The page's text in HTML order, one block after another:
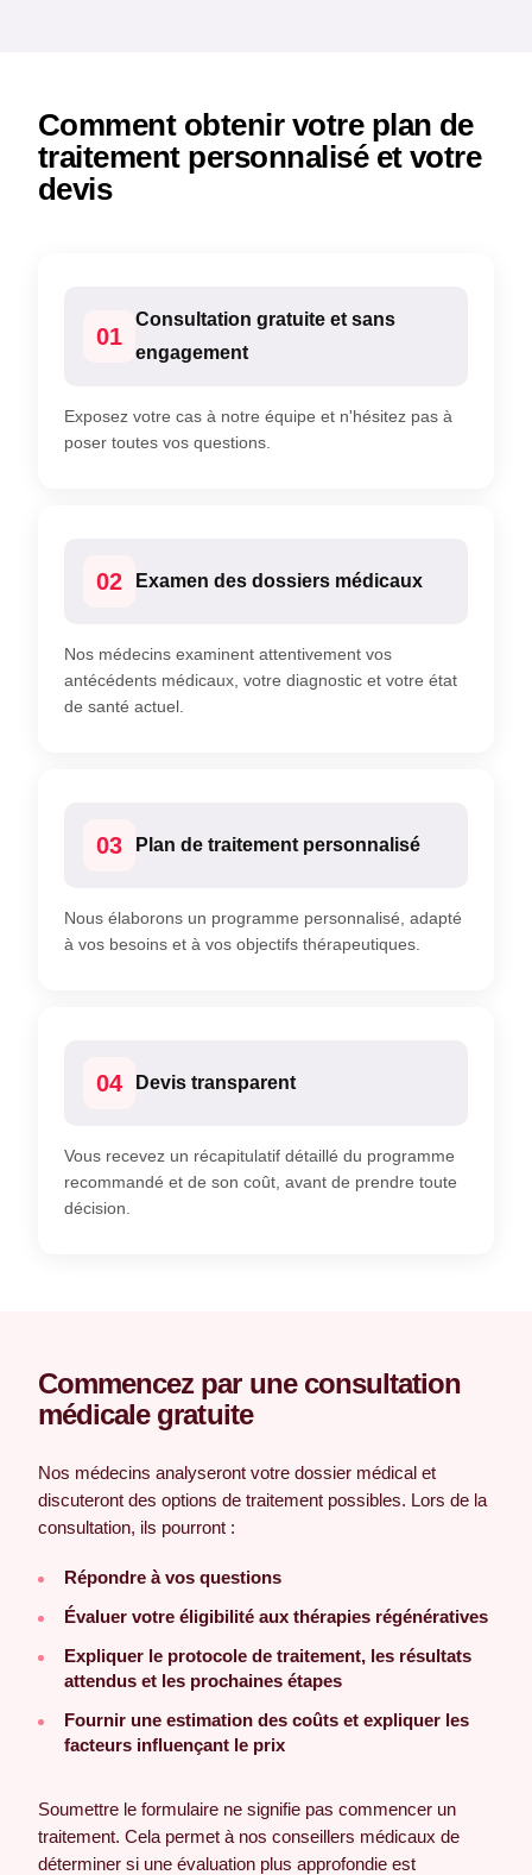
Comment obtenir votre plan de
traitement personnalisé et votre
devis
01
Consultation gratuite et sans
engagement
Exposez votre cas à notre équipe et n'hésitez pas à
poser toutes vos questions.
02 Examen des dossiers médicaux
Nos médecins examinent attentivement vos
antécédents médicaux, votre diagnostic et votre état
de santé actuel.
03 Plan de traitement personnalisé
Nous élaborons un programme personnalisé, adapté
à vos besoins et à vos objectifs thérapeutiques.
04 Devis transparent
Vous recevez un récapitulatif détaillé du programme
recommandé et de son coût, avant de prendre toute
décision.
Commencez par une consultation
médicale gratuite
Nos médecins analyseront votre dossier médical et
discuteront des options de traitement possibles. Lors de la
consultation, ils pourront :
Répondre à vos questions
Évaluer votre éligibilité aux thérapies régénératives
Expliquer le protocole de traitement, les résultats
attendus et les prochaines étapes
Fournir une estimation des coûts et expliquer les
facteurs influençant le prix
Soumettre le formulaire ne signifie pas commencer un
traitement. Cela permet à nos conseillers médicaux de
déterminer si une évaluation plus approfondie est